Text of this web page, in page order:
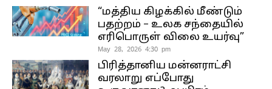
“மத்திய கிழக்கில் மீண்டும்
பதற்றம் – உலக சந்தையில்
எரிபொருள் விலை உயர்வு”
May 28, 2026 4:30 pm
பிரித்தானிய மன்னராட்சி
வரலாறு எப்போது